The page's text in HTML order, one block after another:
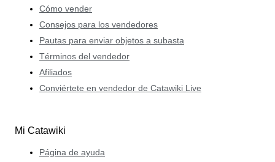
Cómo vender
Consejos para los vendedores
Pautas para enviar objetos a subasta
Términos del vendedor
Afiliados
Conviértete en vendedor de Catawiki Live
Mi Catawiki
Página de ayuda